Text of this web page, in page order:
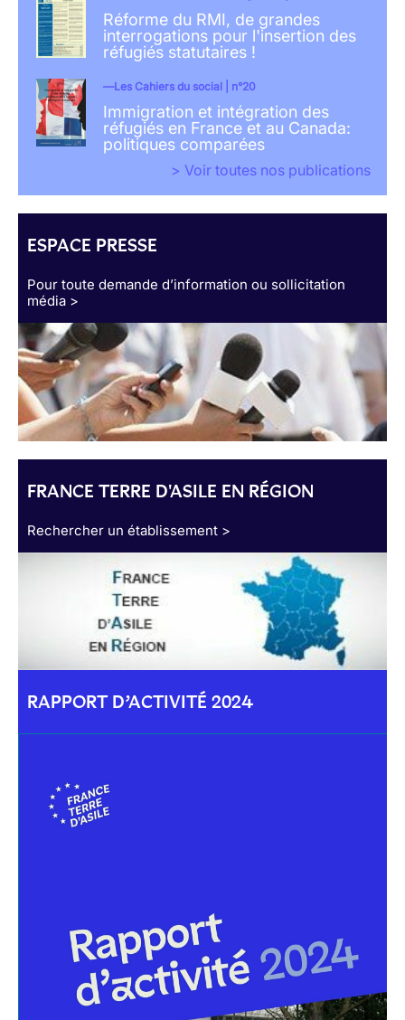
Réforme du RMI, de grandes
interrogations pour l'insertion des
réfugiés statutaires !
Les Cahiers du social | n°20
Immigration et intégration des
réfugiés en France et au Canada:
politiques comparées
> Voir toutes nos publications
ESPACE PRESSE
Pour toute demande d’information ou sollicitation
média >
FRANCE TERRE D'ASILE EN RÉGION
Rechercher un établissement >
RAPPORT D’ACTIVITÉ 2024